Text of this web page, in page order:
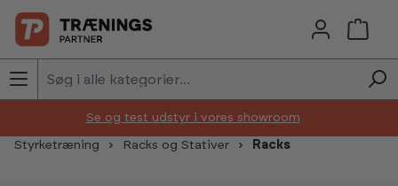
Skip to main content
Se og test udstyr i vores showroom
Styrketræning Racks og Stativer Racks